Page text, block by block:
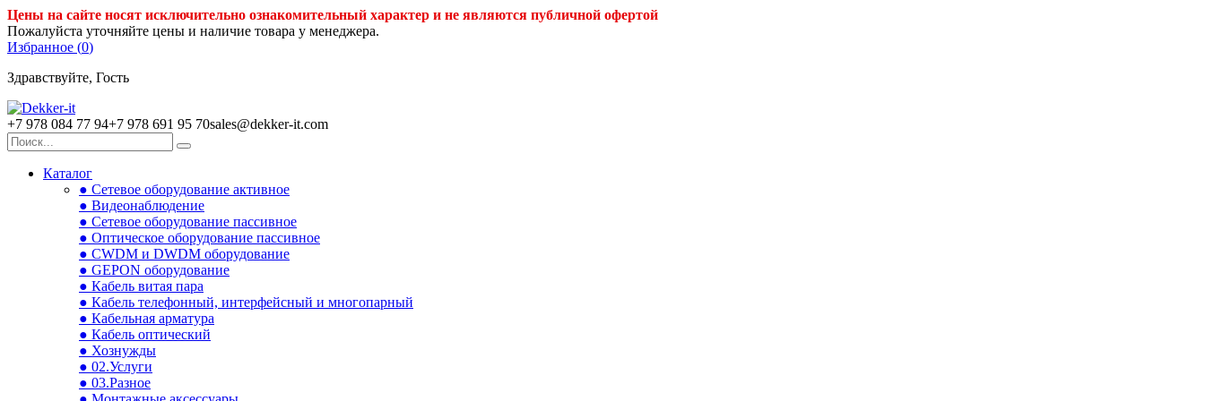
Цены на сайте носят исключительно ознакомительный характер и не являются публичной офертой
Пожалуйста уточняйте цены и наличие товара у менеджера.
Избранное (0)
Здравствуйте, Гость
+7 978 084 77 94+7 978 691 95 70sales@dekker-it.com
Каталог
● Сетевое оборудование активное
● Видеонаблюдение
● Сетевое оборудование пассивное
● Оптическое оборудование пассивное
● CWDM и DWDM оборудование
● GEPON оборудование
● Кабель витая пара
● Кабель телефонный, интерфейсный и многопарный
● Кабельная арматура
● Кабель оптический
● Хознужды
● 02.Услуги
● 03.Разное